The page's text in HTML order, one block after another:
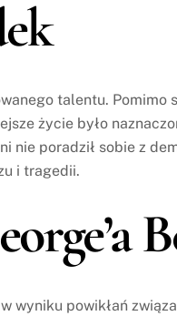
talentu. Pomimo
życie było
nie poradził sobie z
i tragedii.
wyniku powikłań